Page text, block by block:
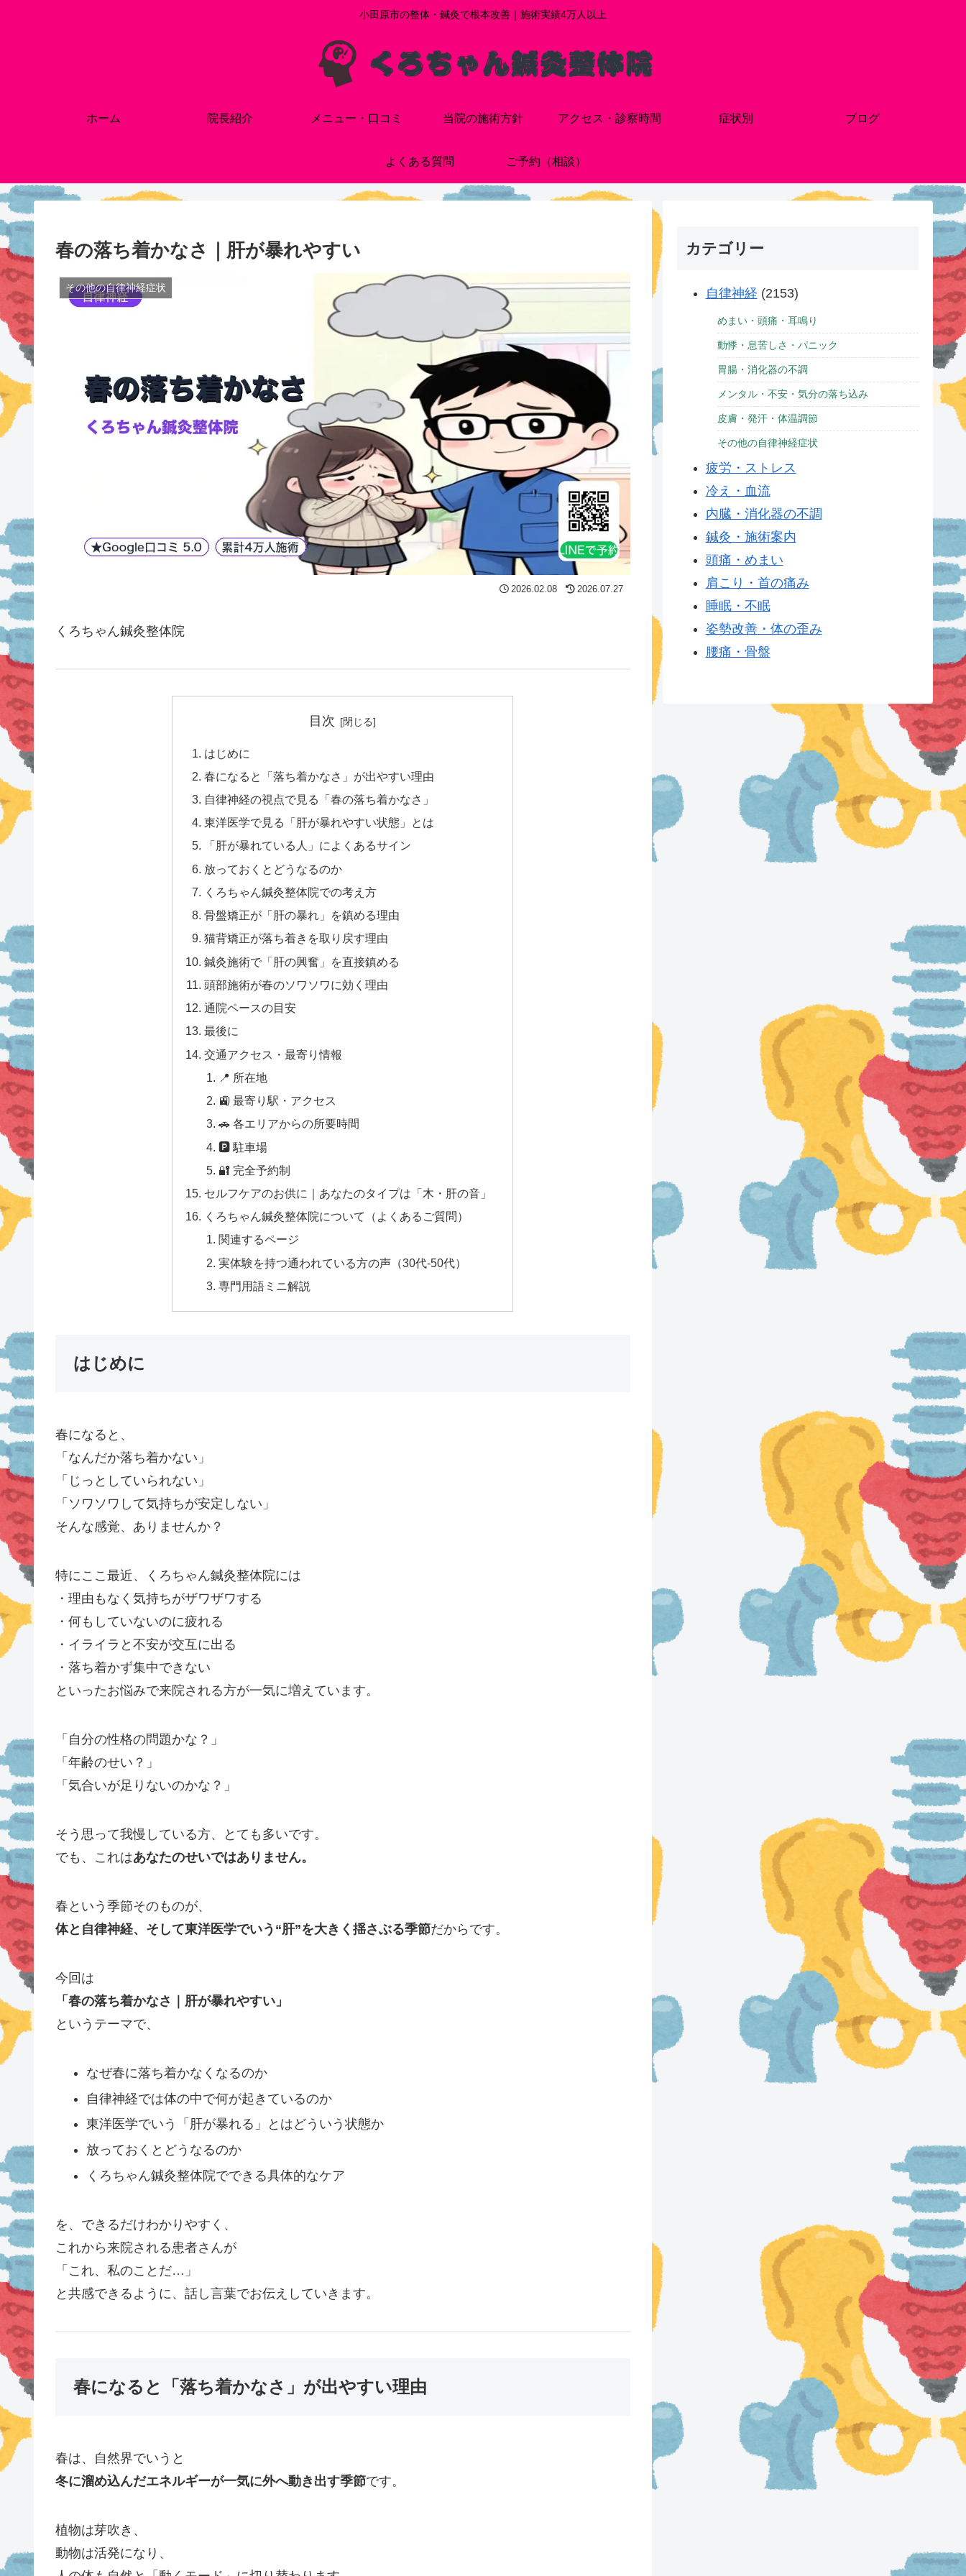
小田原市の整体・鍼灸で根本改善｜施術実績4万人以上
ホーム 院長紹介 メニュー・口コミ 当院の施術方針 アクセス・診察時間 症状別 ブログ
よくある質問 ご予約（相談）
春の落ち着かなさ｜肝が暴れやすい
その他の自律神経症状
2026.02.08 2026.07.27
くろちゃん鍼灸整体院
目次
はじめに
春になると「落ち着かなさ」が出やすい理由
自律神経の視点で見る「春の落ち着かなさ」
東洋医学で見る「肝が暴れやすい状態」とは
「肝が暴れている人」によくあるサイン
放っておくとどうなるのか
くろちゃん鍼灸整体院での考え方
骨盤矯正が「肝の暴れ」を鎮める理由
猫背矯正が落ち着きを取り戻す理由
鍼灸施術で「肝の興奮」を直接鎮める
頭部施術が春のソワソワに効く理由
通院ペースの目安
最後に
交通アクセス・最寄り情報
📍 所在地
🚉 最寄り駅・アクセス
🚗 各エリアからの所要時間
🅿 駐車場
🔐 完全予約制
セルフケアのお供に｜あなたのタイプは「木・肝の音」
くろちゃん鍼灸整体院について（よくあるご質問）
関連するページ
実体験を持つ通われている方の声（30代-50代）
専門用語ミニ解説
はじめに
春になると、
「なんだか落ち着かない」
「じっとしていられない」
「ソワソワして気持ちが安定しない」
そんな感覚、ありませんか？
特にここ最近、くろちゃん鍼灸整体院には
・理由もなく気持ちがザワザワする
・何もしていないのに疲れる
・イライラと不安が交互に出る
・落ち着かず集中できない
といったお悩みで来院される方が一気に増えています。
「自分の性格の問題かな？」
「年齢のせい？」
「気合いが足りないのかな？」
そう思って我慢している方、とても多いです。
でも、これはあなたのせいではありません。
春という季節そのものが、
体と自律神経、そして東洋医学でいう“肝”を大きく揺さぶる季節だからです。
今回は
「春の落ち着かなさ｜肝が暴れやすい」
というテーマで、
なぜ春に落ち着かなくなるのか
自律神経では体の中で何が起きているのか
東洋医学でいう「肝が暴れる」とはどういう状態か
放っておくとどうなるのか
くろちゃん鍼灸整体院でできる具体的なケア
を、できるだけわかりやすく、
これから来院される患者さんが
「これ、私のことだ…」
と共感できるように、話し言葉でお伝えしていきます。
春になると「落ち着かなさ」が出やすい理由
春は、自然界でいうと
冬に溜め込んだエネルギーが一気に外へ動き出す季節です。
植物は芽吹き、
動物は活発になり、
カテゴリー
自律神経 (2153)
めまい・頭痛・耳鳴り
動悸・息苦しさ・パニック
胃腸・消化器の不調
メンタル・不安・気分の落ち込み
皮膚・発汗・体温調節
その他の自律神経症状
疲労・ストレス
冷え・血流
内臓・消化器の不調
鍼灸・施術案内
頭痛・めまい
肩こり・首の痛み
睡眠・不眠
姿勢改善・体の歪み
腰痛・骨盤